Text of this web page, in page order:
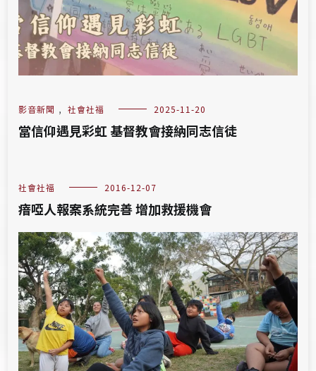
影音新聞 , 社會社福 2025-11-20
當信仰遇見彩虹 基督教會接納同志信徒
社會社福 2016-12-07
瘖啞人報案系統完善 增加救援機會